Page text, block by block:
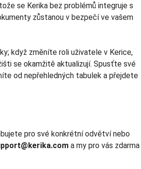
se Kerika bez problémů integruje s
zůstanou v bezpečí ve vašem
když změníte roli uživatele v Kerice,
se okamžitě aktualizují. Spusťte své
od nepřehledných tabulek a přejdete
pro své konkrétní odvětví nebo
a my pro vás zdarma